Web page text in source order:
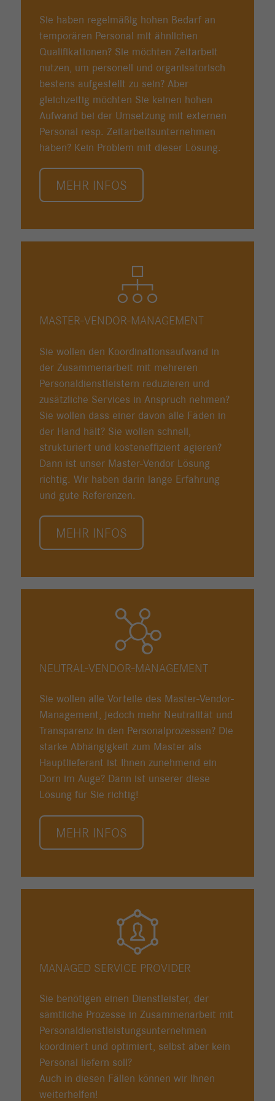
Sie haben regelmäßig hohen Bedarf an
temporären Personal mit ähnlichen
Qualifikationen? Sie möchten Zeitarbeit
nutzen, um personell und organisatorisch
bestens aufgestellt zu sein? Aber
gleichzeitig möchten Sie keinen hohen
Aufwand bei der Umsetzung mit externen
Personal resp. Zeitarbeitsunternehmen
haben? Kein Problem mit dieser Lösung.
MEHR INFOS
MASTER-VENDOR-MANAGEMENT
Sie wollen den Koordinationsaufwand in
der Zusammenarbeit mit mehreren
Personaldienstleistern reduzieren und
zusätzliche Services in Anspruch nehmen?
Sie wollen dass einer davon alle Fäden in
der Hand hält? Sie wollen schnell,
strukturiert und kosteneffizient agieren?
Dann ist unser Master-Vendor Lösung
richtig. Wir haben darin lange Erfahrung
und gute Referenzen.
MEHR INFOS
NEUTRAL-VENDOR-MANAGEMENT
Sie wollen alle Vorteile des Master-Vendor-
Management, jedoch mehr Neutralität und
Transparenz in den Personalprozessen? Die
starke Abhängigkeit zum Master als
Hauptlieferant ist Ihnen zunehmend ein
Dorn im Auge? Dann ist unserer diese
Lösung für Sie richtig!
MEHR INFOS
MANAGED SERVICE PROVIDER
Sie benötigen einen Dienstleister, der
sämtliche Prozesse in Zusammenarbeit mit
Personaldienstleistungsunternehmen
koordiniert und optimiert, selbst aber kein
Personal liefern soll?
Auch in diesen Fällen können wir Ihnen
weiterhelfen!